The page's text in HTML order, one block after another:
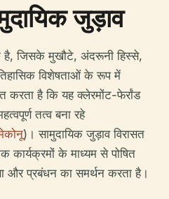
जुड़ाव
है, जिसके मुखौटे, अंदरूनी हिस्से,
विशेषताओं के रूप में
करता है कि यह क्लेरमोंट-फेर्रांड
तत्व बना रहे
)। सामुदायिक जुड़ाव विरासत
के माध्यम से पोषित
और प्रबंधन का समर्थन करता है।